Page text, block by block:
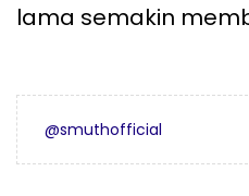
lama semakin
@smuthofficial